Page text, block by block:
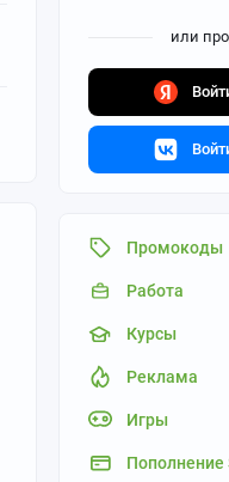
или
Промокоды
Работа
Курсы
Реклама
Игры
Пополнение